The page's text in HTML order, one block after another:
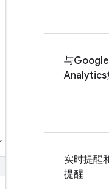
与Google
Analytics
实时提醒
提醒